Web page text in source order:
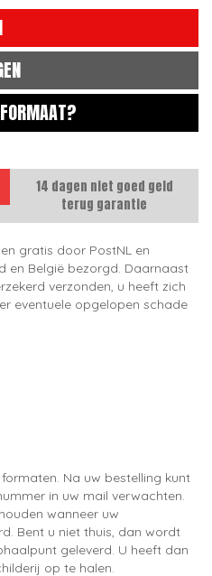
14 dagen niet goed geld
terug garantie
gratis door PostNL en
en België bezorgd. Daarnaast
verzonden, u heeft zich
eventuele opgelopen schade
Na uw bestelling kunt
in uw mail verwachten.
wanneer uw
Bent u niet thuis, dan wordt
geleverd. U heeft dan
op te halen.